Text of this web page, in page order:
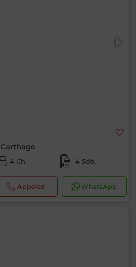
4 Ch. 4 Sdb.
Appelez WhatsApp